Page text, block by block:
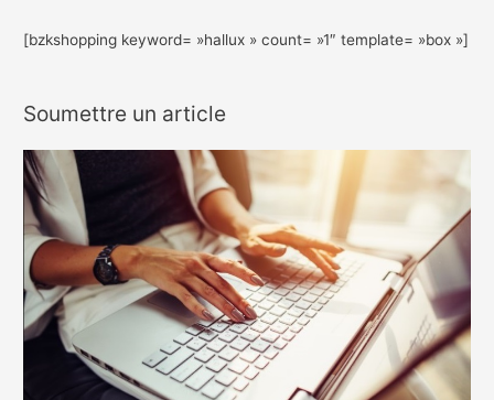
[bzkshopping keyword= »hallux » count= »1″ template= »box »]
Soumettre un article